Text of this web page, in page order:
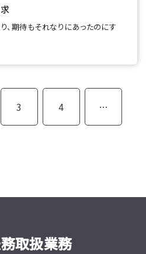
、期待もそれなりにあったのにす
3 4 …
取扱業務